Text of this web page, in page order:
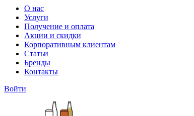
О нас
Услуги
Получение и оплата
Акции и скидки
Корпоративным клиентам
Статьи
Бренды
Контакты
Войти